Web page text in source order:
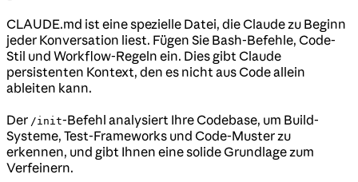
CLAUDE.md ist eine spezielle Datei, die Claude zu Beginn
jeder Konversation liest. Fügen Sie Bash-Befehle, Code-
Stil und Workflow-Regeln ein. Dies gibt Claude
persistenten Kontext, den es nicht aus Code allein
ableiten kann.
Der /init-Befehl analysiert Ihre Codebase, um Build-
Systeme, Test-Frameworks und Code-Muster zu
erkennen, und gibt Ihnen eine solide Grundlage zum
Verfeinern.